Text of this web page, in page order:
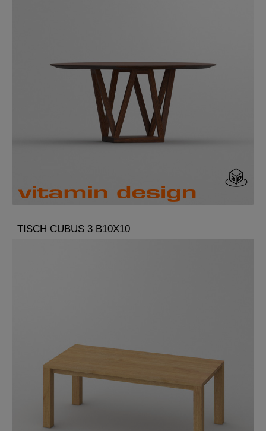
TISCH CUBUS 3 B10X10